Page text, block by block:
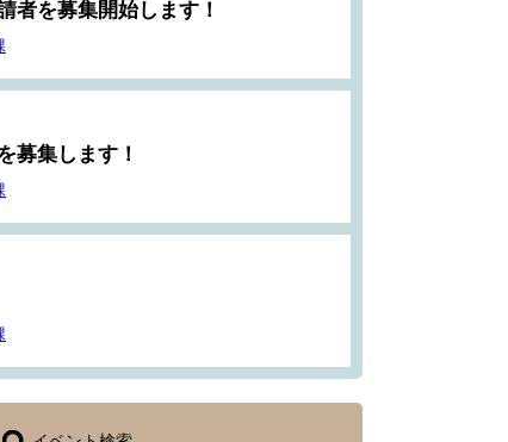
者を募集開始します！
募集します！